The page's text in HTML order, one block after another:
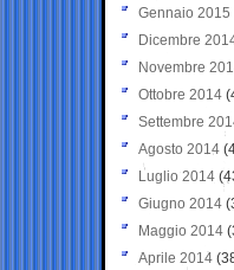
Gennaio 2015
Dicembre
Novembre
Ottobre 2014
Settembre
Agosto 2014
Luglio 2014
Giugno 2014
Maggio 2014
Aprile 2014